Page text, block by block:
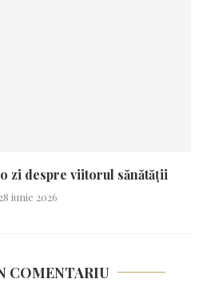
zi despre viitorul sănătății
28 iunie 2026
COMENTARIU